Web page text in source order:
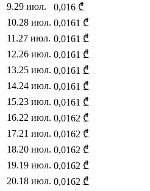
9.29 июл. 0,016 ₾
10.28 июл. 0,0161 ₾
11 .27 июл. 0,0161 ₾
12.26 июл. 0,0161 ₾
13.25 июл. 0,0161 ₾
14.24 июл. 0,0161 ₾
15.23 июл. 0,0161 ₾
16.22 июл. 0,0162 ₾
17.21 июл. 0,0162 ₾
18.20 июл. 0,0162 ₾
19.19 июл. 0,0162 ₾
20.18 июл. 0,0162 ₾